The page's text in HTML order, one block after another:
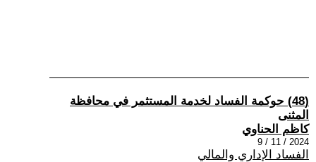
(48) حوكمة الفساد لخدمة المستثمر في محافظة
المثنى
كاظم الحناوي
2024 / 11 / 9
الفساد الإداري والمالي